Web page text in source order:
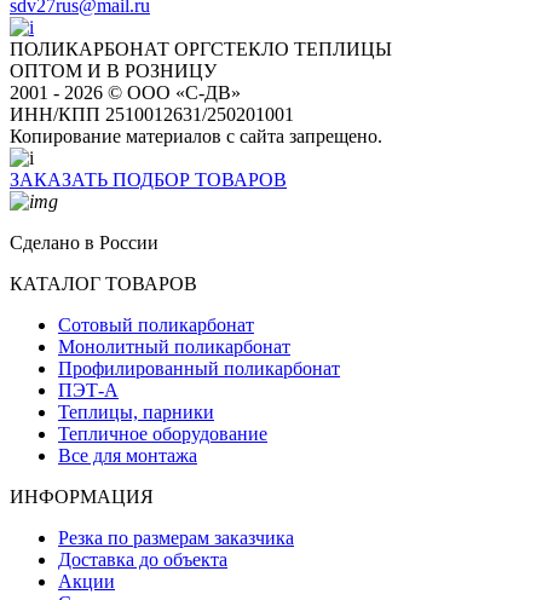
sdv27rus@mail.ru
ПОЛИКАРБОНАТ ОРГСТЕКЛО ТЕПЛИЦЫ
ОПТОМ И В РОЗНИЦУ
2001 - 2026 © ООО «С-ДВ»
ИНН/КПП 2510012631/250201001
Копирование материалов с сайта запрещено.
ЗАКАЗАТЬ ПОДБОР ТОВАРОВ
Сделано в России
КАТАЛОГ ТОВАРОВ
Сотовый поликарбонат
Монолитный поликарбонат
Профилированный поликарбонат
ПЭТ-А
Теплицы, парники
Тепличное оборудование
Все для монтажа
ИНФОРМАЦИЯ
Резка по размерам заказчика
Доставка до объекта
Акции